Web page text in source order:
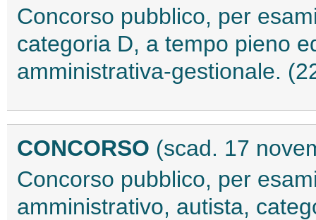
Concorso pubblico, per
categoria D, a tempo pieno
amministrativa-gestionale.
CONCORSO (scad. 17
Concorso pubblico, per
amministrativo, autista,